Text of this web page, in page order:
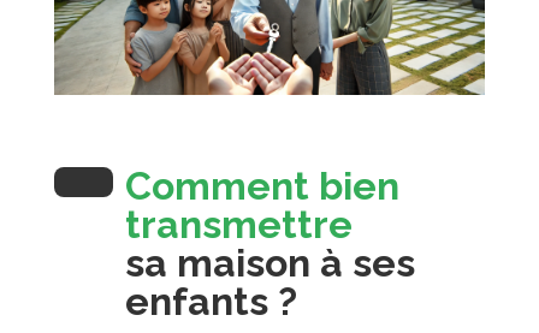
Comment bien
transmettre
sa maison à ses
enfants ?